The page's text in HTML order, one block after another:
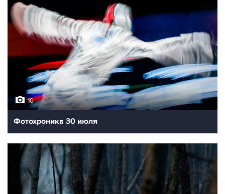
10
Фотохроника 30 июля